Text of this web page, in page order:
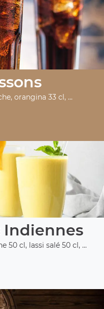
orangina 33 cl, ...
Indiennes
50 cl, lassi salé 50 cl, ...